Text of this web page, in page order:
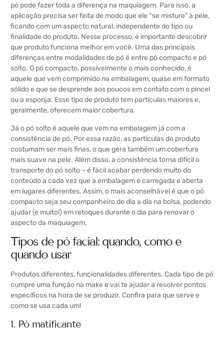
pó pode fazer toda a diferença na maquiagem. Para isso, a
aplicação precisa ser feita de modo que ele “se misture” à pele,
ficando com um aspecto natural, independente do tipo ou
finalidade do produto. Nesse processo, é importante descobrir
que produto funciona melhor em você. Uma das principais
diferenças entre modalidades de pó é entre pó compacto e pó
solto. O pó compacto, possivelmente o mais conhecido, é
aquele que vem comprimido na embalagem, quase em formato
sólido e que se desprende aos poucos em contato com o pincel
ou a esponja. Esse tipo de produto tem partículas maiores e,
geralmente, oferecem maior cobertura.
Já o pó solto é aquele que vem na embalagem já com a
consistência de pó. Por essa razão, as partículas do produto
costumam ser mais finas, o que gera também um cobertura
mais suave na pele. Além disso, a consistência torna difícil o
transporte do pó solto – é fácil acabar perdendo muito do
conteúdo a cada vez que a embalagem é carregada e aberta
em lugares diferentes. Assim, o mais aconselhável é que o pó
compacto seja seu companheiro de dia a dia na bolsa, podendo
ajudar (e muito!) em retoques durante o dia para renovar o
aspecto da maquiagem.
Tipos de pó facial: quando, como e
quando usar
Produtos diferentes, funcionalidades diferentes. Cada tipo de pó
cumpre uma função na make e vai te ajudar a resolver pontos
específicos na hora de se produzir. Confira para que serve e
como se usa cada um!
1. Pó matificante